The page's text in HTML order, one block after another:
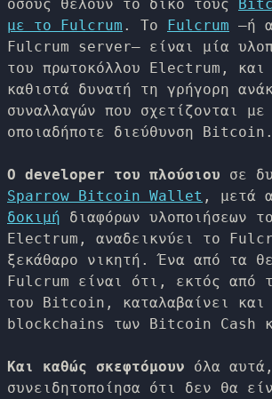
όσους θέλουν το δικό τους
με το Fulcrum . Το Fulcrum –ή
Fulcrum server– είναι μία
του πρωτοκόλλου Electrum, και
καθιστά δυνατή τη γρήγορη
συναλλαγών που σχετίζονται με
οποιαδήποτε διεύθυνση Bitcoin.
Ο developer του πλούσιου σε
Sparrow Bitcoin Wallet , μετά
δοκιμή διαφόρων υλοποιήσεων
Electrum, αναδεικνύει το
ξεκάθαρο νικητή. Ένα από τα
Fulcrum είναι ότι, εκτός από
του Bitcoin, καταλαβαίνει και
blockchains των Bitcoin Cash
Και καθώς σκεφτόμουν όλα αυτά,
συνειδητοποίησα ότι δεν θα